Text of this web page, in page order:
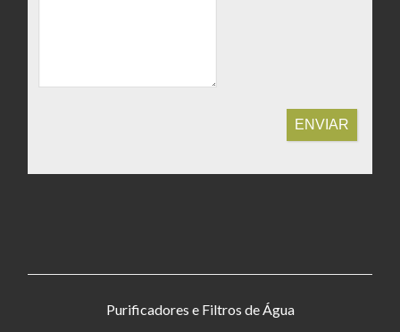
ENVIAR
Purificadores e Filtros de Água